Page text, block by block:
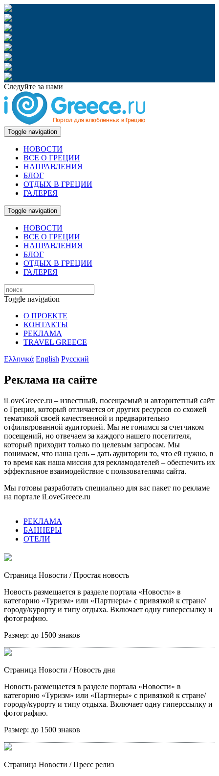
Следуйте за нами
Toggle navigation
НОВОСТИ
ВСЕ О ГРЕЦИИ
НАПРАВЛЕНИЯ
БЛОГ
ОТДЫХ В ГРЕЦИИ
ГАЛЕРЕЯ
Toggle navigation
НОВОСТИ
ВСЕ О ГРЕЦИИ
НАПРАВЛЕНИЯ
БЛОГ
ОТДЫХ В ГРЕЦИИ
ГАЛЕРЕЯ
Toggle navigation
О ПРОЕКТЕ
КОНТАКТЫ
РЕКЛАМА
TRAVEL GREECE
Ελληνικά English Русский
Реклама на сайте
iLoveGreece.ru – известный, посещаемый и авторитетный сайт
о Греции, который отличается от других ресурсов со схожей
тематикой своей качественной и предварительно
отфильтрованной аудиторией. Мы не гонимся за счетчиком
посещений, но отвечаем за каждого нашего посетителя,
который приходит только по целевым запросам. Мы
понимаем, что наша цель – дать аудитории то, что ей нужно, в
то время как наша миссия для рекламодателей – обеспечить их
эффективное взаимодействие с пользователями сайта.
Мы готовы разработать специально для вас пакет по рекламе
на портале iLoveGreece.ru
РЕКЛАМА
БАННЕРЫ
ОТЕЛИ
Страница Новости / Простая новость
Новость размещается в разделе портала «Новости» в
категорию «Туризм» или «Партнеры» с привязкой к стране/
городу/курорту и типу отдыха. Включает одну гиперссылку и
фотографию.
Размер: до 1500 знаков
Страница Новости / Новость дня
Новость размещается в разделе портала «Новости» в
категорию «Туризм» или «Партнеры» с привязкой к стране/
городу/курорту и типу отдыха. Включает одну гиперссылку и
фотографию.
Размер: до 1500 знаков
Страница Новости / Пресс релиз